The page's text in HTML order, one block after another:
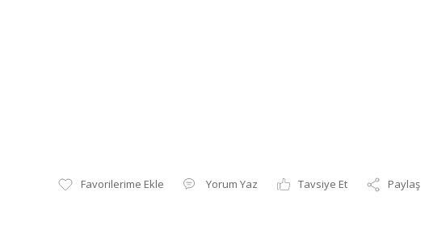
Yorum Yaz Tavsiye Et Paylaş